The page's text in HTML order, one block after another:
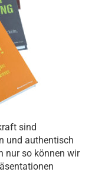
sind
und authentisch
nur so können wir